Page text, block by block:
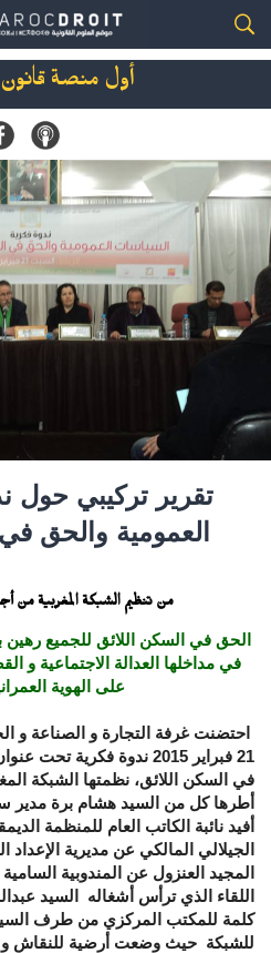
أول منصة
تقرير تركيبي حول
العمومية والحق
من تنظيم الشبكة المغربية من
الحق في السكن اللائق للجميع
في مداخلها العدالة الاجتماعية و
على الهوية
احتضنت غرفة التجارة و الصناعة و
21 فبراير 2015 ندوة
في السكن اللائق، نظمتها الشبكة
أطرها كل من السيد هشام برة مدير
أفيد نائبة الكاتب العام للمنظمة
الجيلالي المالكي عن مديرية
المجيد العنزول عن المندوبية
اللقاء الذي ترأس أشغاله السيد
كلمة للمكتب المركزي من طرف
للشبكة حيث وضعت أرضية للنقاش